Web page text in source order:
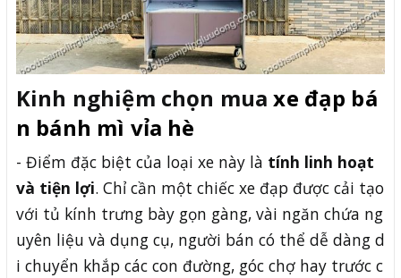
Kinh nghiệm chọn muaxe đạp bá
n bánh mì vỉa hè
- Điểm đặc biệt của loại xe này là tính linh hoạt
và tiện lợi. Chỉ cần một chiếc xe đạp được cải tạo
với tủ kính trưng bày gọn gàng, vài ngăn chứa ng
uyên liệu và dụng cụ, người bán có thể dễ dàng d
i chuyển khắp các con đường, góc chợ hay trước c